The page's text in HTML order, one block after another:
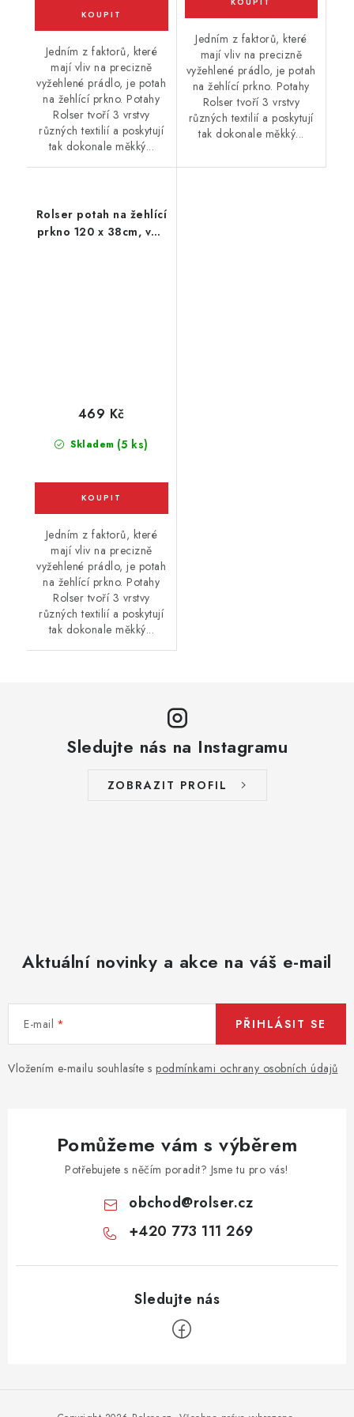
Jedním z faktorů, které
mají vliv na precizně
vyžehlené prádlo, je potah
na žehlící prkno. Potahy
Rolser tvoří 3 vrstvy
různých textilií a poskytují
tak dokonale měkký...
Jedním z faktorů, které
mají vliv na precizně
vyžehlené prádlo, je potah
na žehlící prkno. Potahy
Rolser tvoří 3 vrstvy
různých textilií a poskytují
tak dokonale měkký...
Rolser potah na žehlící
prkno 120 x 38cm, vel.
Skladem (5 ks)
469 Kč
Jedním z faktorů, které
mají vliv na precizně
vyžehlené prádlo, je potah
na žehlící prkno. Potahy
Rolser tvoří 3 vrstvy
různých textilií a poskytují
tak dokonale měkký...
Sledujte nás na Instagramu
ZOBRAZIT PROFIL
Aktuální novinky a akce na váš e-mail
E-mail
Vložením e-mailu souhlasíte s podmínkami ochrany osobních údajů
PŘIHLÁSIT SE
Pomůžeme vám s výběrem
Potřebujete s něčím poradit? Jsme tu pro vás!
obchod@rolser.cz
+420 773 111 269